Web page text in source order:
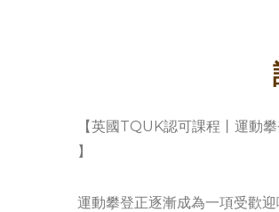
【英國TQUK認可課程丨運
‍】
運動攀登正逐漸成為一項受歡